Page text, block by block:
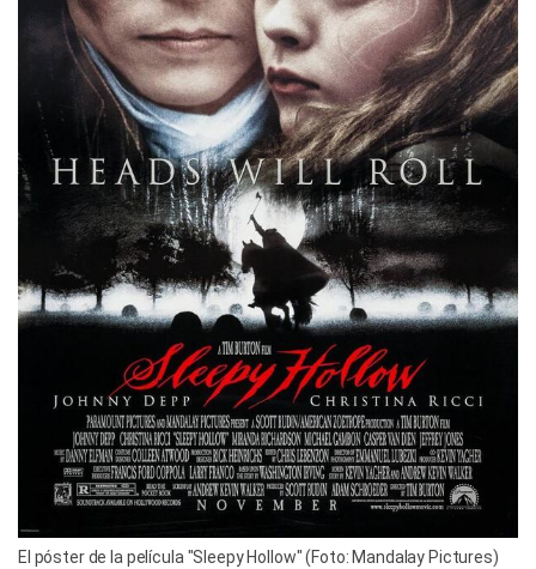
El póster de la película "Sleepy Hollow" (Foto: Mandalay Pictures)